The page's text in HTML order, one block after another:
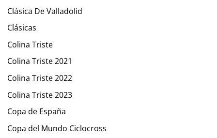
Clásica De Valladolid
Clásicas
Colina Triste
Colina Triste 2021
Colina Triste 2022
Colina Triste 2023
Copa de España
Copa del Mundo Ciclocross